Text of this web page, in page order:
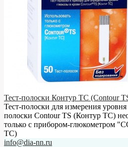
Тест-полоски Контур ТС (Contour
Тест-полоски для измерения
полоски Contour TS (Контур ТС)
только с прибором-глюкометром
ТС)
info@dia-nn.ru